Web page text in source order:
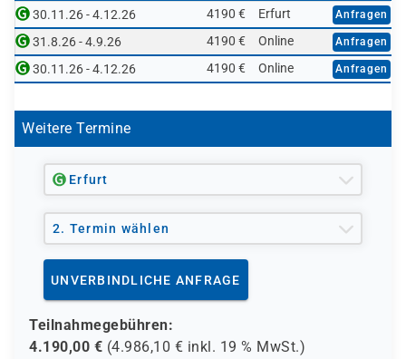
30.11.26 - 4.12.26 4190 € Erfurt Anfragen
31.8.26 - 4.9.26 4190 € Online Anfragen
30.11.26 - 4.12.26 4190 € Online Anfragen
Weitere Termine
Erfurt
2. Termin wählen
UNVERBINDLICHE ANFRAGE
Teilnahmegebühren:
4.190,00 € (4.986,10 € inkl. 19 % MwSt.)